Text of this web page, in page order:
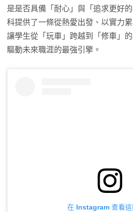
是是否具備「耐心」與「追求更好
科提供了一條從熱愛出發、以實力
讓學生從「玩車」跨越到「修車」
驅動未來職涯的最強引擎。
在 Instagram 查看這